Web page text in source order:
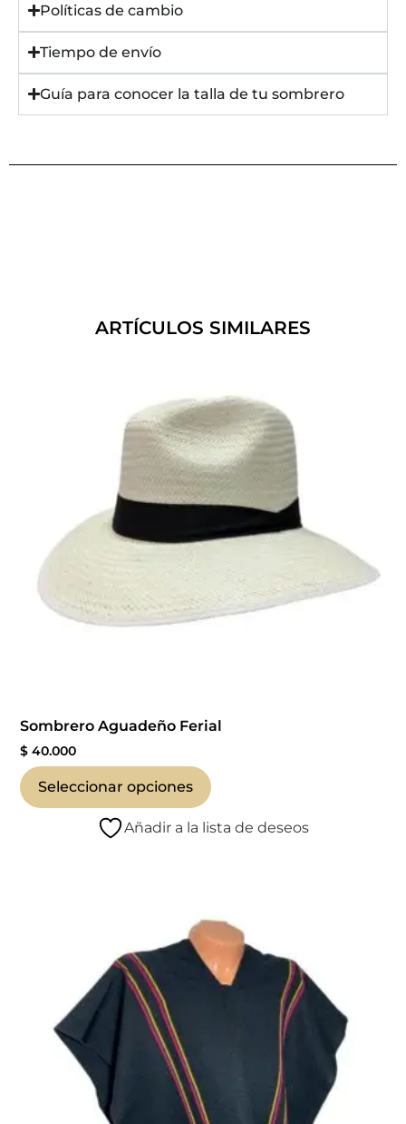
Políticas de cambio
Tiempo de envío
Guía para conocer la talla de tu sombrero
ARTÍCULOS SIMILARES
Sombrero Aguadeño Ferial
$ 40.000
Seleccionar opciones
Añadir a la lista de deseos